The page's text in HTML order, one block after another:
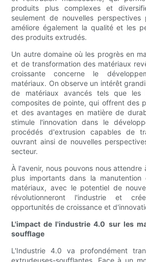
produits plus complexes et
seulement de nouvelles perspectives
améliore également la qualité et les
des produits extrudés.
Un autre domaine où les progrès en
et de transformation des matériaux
croissante concerne le
matériaux. On observe un intérêt
de matériaux avancés tels que les
composites de pointe, qui offrent des
et des avantages en matière de
stimule l'innovation dans le
procédés d'extrusion capables de
ouvrant ainsi de nouvelles
secteur.
À l'avenir, nous pouvons nous
plus importants dans la
matériaux, avec le potentiel de
révolutionneront l'industrie et
opportunités de croissance et
L'impact de l'industrie 4.0 sur les
soufflage
L'Industrie 4.0 va profondément